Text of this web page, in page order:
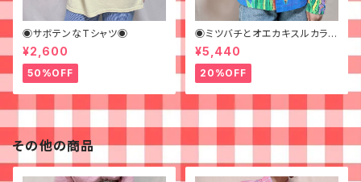
◉サボテンなTシャツ◉
¥2,600
50%OFF
◉ミツバチとオエカキスルカラフ
ルペイントなジャケット◉
¥5,440
20%OFF
その他の商品